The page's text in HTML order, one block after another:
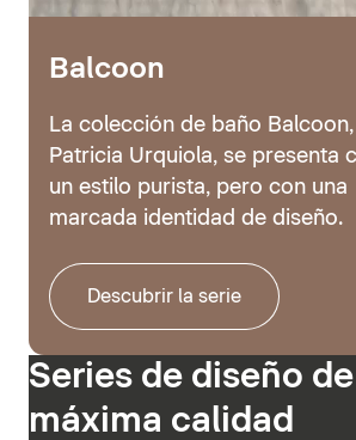
Balcoon
La colección de baño
Patricia Urquiola, se presenta
un estilo purista, pero con una
marcada identidad de diseño.
Descubrir la serie
Series de diseño
máxima calidad